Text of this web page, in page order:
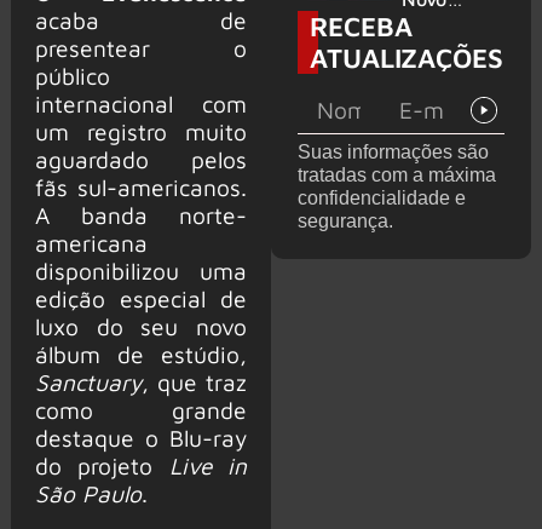
acaba de
presentear o
público
internacional com
um registro muito
aguardado pelos
fãs sul-americanos.
A banda norte-
americana
disponibilizou uma
edição especial de
luxo do seu novo
álbum de estúdio,
Sanctuary, que traz
como grande
destaque o Blu-ray
do projeto
Live in
São Paulo.
de de
deixar os
palcos
single
‘Welcome
To Life’ é
RECEBA
ATUALIZAÇÕES
Suas informações são
tratadas com a máxima
confidencialidade e
segurança.